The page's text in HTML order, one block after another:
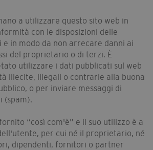
a utilizzare questo sito web in
con le disposizioni delle
e in modo da non arrecare danni ai
del proprietario o di terzi. È
utilizzare i dati pubblicati sul web
illecite, illegali o contrarie alla buona
o per inviare messaggi di
(spam).
“così com'è” e il suo utilizzo è a
per cui né il proprietario, né
dipendenti, fornitori o partner